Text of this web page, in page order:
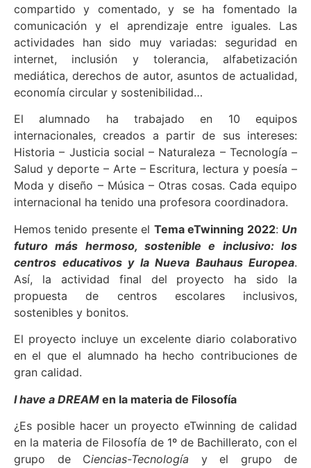
compartido y comentado, y se ha fomentado la
comunicación y el aprendizaje entre iguales. Las
actividades han sido muy variadas: seguridad en
internet, inclusión y tolerancia, alfabetización
mediática, derechos de autor, asuntos de actualidad,
economía circular y sostenibilidad…
El alumnado ha trabajado en 10 equipos
internacionales, creados a partir de sus intereses:
Historia – Justicia social – Naturaleza – Tecnología –
Salud y deporte – Arte – Escritura, lectura y poesía –
Moda y diseño – Música – Otras cosas. Cada equipo
internacional ha tenido una profesora coordinadora.
Hemos tenido presente el Tema eTwinning 2022: Un
futuro más hermoso, sostenible e inclusivo: los
centros educativos y la Nueva Bauhaus Europea.
Así, la actividad final del proyecto ha sido la
propuesta de centros escolares inclusivos,
sostenibles y bonitos.
El proyecto incluye un excelente diario colaborativo
en el que el alumnado ha hecho contribuciones de
gran calidad.
I have a DREAM en la materia de Filosofía
¿Es posible hacer un proyecto eTwinning de calidad
en la materia de Filosofía de 1º de Bachillerato, con el
grupo de Ciencias-Tecnología y el grupo de